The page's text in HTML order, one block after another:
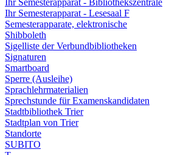
Ihr Semesterapparat - Bibliothekszentrale
Ihr Semesterapparat - Lesesaal F
Semesterapparate, elektronische
Shibboleth
Sigelliste der Verbundbibliotheken
Signaturen
Smartboard
Sperre (Ausleihe)
Sprachlehrmaterialien
Sprechstunde für Examenskandidaten
Stadtbibliothek Trier
Stadtplan von Trier
Standorte
SUBITO